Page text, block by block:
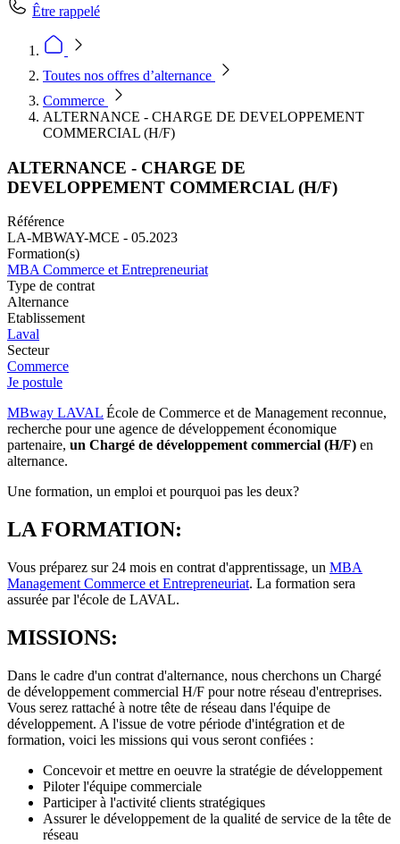
Être rappelé
Toutes nos offres d’alternance
Commerce
ALTERNANCE - CHARGE DE DEVELOPPEMENT
COMMERCIAL (H/F)
ALTERNANCE - CHARGE DE
DEVELOPPEMENT COMMERCIAL (H/F)
Référence
LA-MBWAY-MCE - 05.2023
Formation(s)
MBA Commerce et Entrepreneuriat
Type de contrat
Alternance
Etablissement
Laval
Secteur
Commerce
Je postule
MBway LAVAL École de Commerce et de Management reconnue,
recherche pour une agence de développement économique
partenaire, un Chargé de développement commercial (H/F) en
alternance.
Une formation, un emploi et pourquoi pas les deux?
LA FORMATION:
Vous préparez sur 24 mois en contrat d'apprentissage, un MBA
Management Commerce et Entrepreneuriat. La formation sera
assurée par l'école de LAVAL.
MISSIONS:
Dans le cadre d'un contrat d'alternance, nous cherchons un Chargé
de développement commercial H/F pour notre réseau d'entreprises.
Vous serez rattaché à notre tête de réseau dans l'équipe de
développement. A l'issue de votre période d'intégration et de
formation, voici les missions qui vous seront confiées :
Concevoir et mettre en oeuvre la stratégie de développement
Piloter l'équipe commerciale
Participer à l'activité clients stratégiques
Assurer le développement de la qualité de service de la tête de
réseau